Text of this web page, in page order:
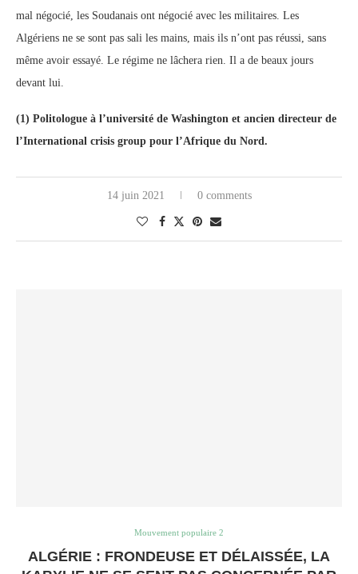
mal négocié, les Soudanais ont négocié avec les militaires. Les
Algériens ne se sont pas sali les mains, mais ils n’ont pas réussi, sans
même avoir essayé. Le régime ne lâchera rien. Il a de beaux jours
devant lui.
(1) Politologue à l’université de Washington et ancien directeur de
l’International crisis group pour l’Afrique du Nord.
14 juin 2021 0 comments
Mouvement populaire 2
ALGÉRIE : FRONDEUSE ET DÉLAISSÉE, LA